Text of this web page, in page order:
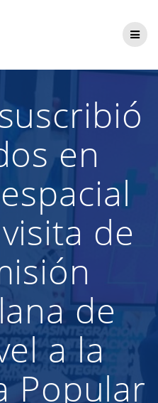
en
de
de
a la
Popular